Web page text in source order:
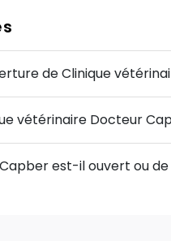
de Clinique
vétérinaire Docteur
est-il ouvert ou